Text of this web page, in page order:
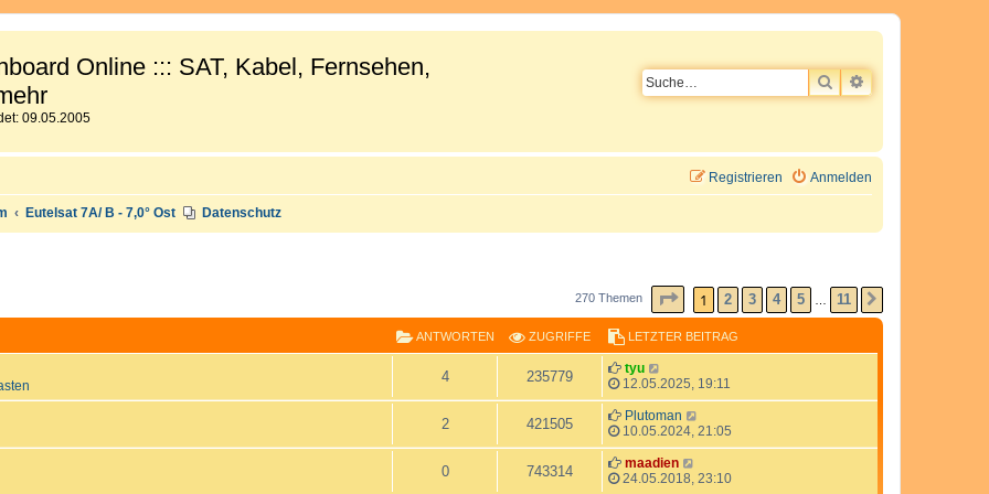
Online ::: SAT, Kabel, Fernsehen,
09.05.2005
SUCHEERWEITERTE
Anmelden
Registrieren
Eutelsat 7A/ B - 7,0° Ost Datenschutz
SUCHE 270 Themen SEITE1 VON11
1 2 3 4 5 11
ANTWORTEN ZUGRIFFE LETZTER BEITRAG
4A
w
235779Z
r
L
e
t
z
t
e
r
B
e
tyu
12.05.2025, 19:11
2A
421505Z
L
e
t
z
t
Plutoman
10.05.2024, 21:05
0A
743314Z
L
e
maadien
24.05.2018, 23:10